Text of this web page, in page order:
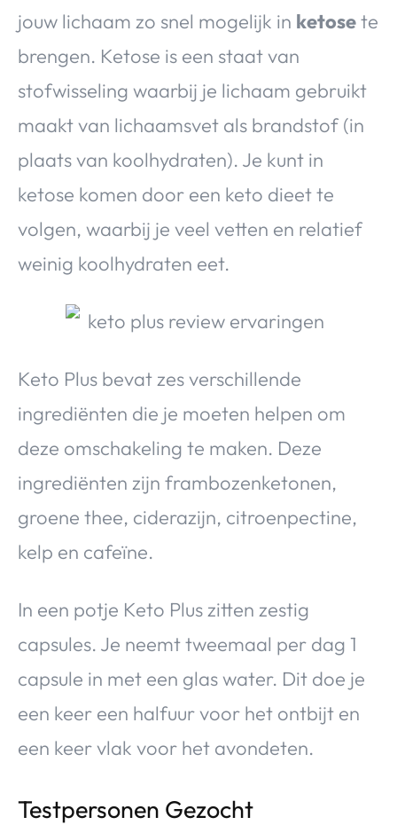
jouw lichaam zo snel mogelijk in ketosete
brengen. Ketose is een staat van
stofwisseling waarbij je lichaam gebruikt
maakt van lichaamsvet als brandstof (in
plaats van koolhydraten). Je kunt in
ketose komen door een keto dieet te
volgen, waarbij je veel vetten en relatief
weinig koolhydraten eet.
Keto Plus bevat zes verschillende
ingrediënten die je moeten helpen om
deze omschakeling te maken. Deze
ingrediënten zijn frambozenketonen,
groene thee, ciderazijn, citroenpectine,
kelp en cafeïne.
In een potje Keto Plus zitten zestig
capsules. Je neemt tweemaal per dag 1
capsule in met een glas water. Dit doe je
een keer een halfuur voor het ontbijt en
een keer vlak voor het avondeten.
Testpersonen Gezocht